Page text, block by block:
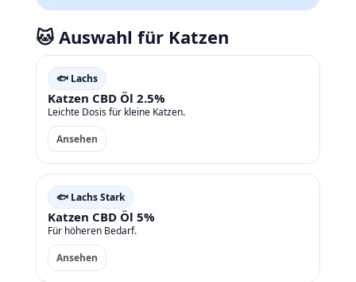
🐱 Auswahl für Katzen
🐟 Lachs
Katzen CBD Öl 2.5%
Leichte Dosis für kleine Katzen.
Ansehen
🐟 Lachs Stark
Katzen CBD Öl 5%
Für höheren Bedarf.
Ansehen